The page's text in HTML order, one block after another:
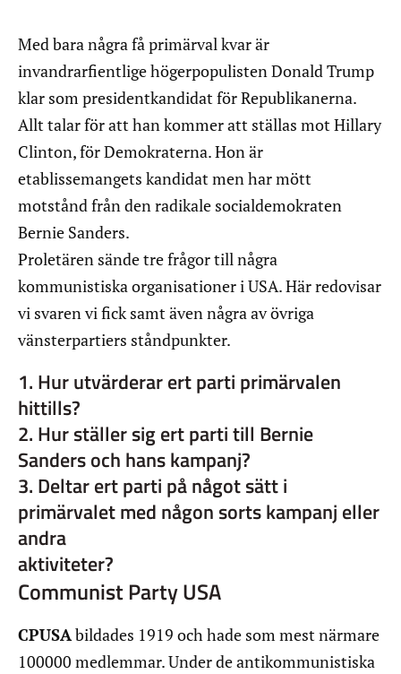
Med bara några få primärval kvar är
invandrarfientlige högerpopulisten Donald Trump
klar som presidentkandidat för Republikanerna.
Allt talar för att han kommer att ställas mot Hillary
Clinton, för Demokraterna. Hon är
etablissemangets kandidat men har mött
motstånd från den radikale socialdemokraten
Bernie Sanders.
Proletären sände tre frågor till några
kommunistiska organisationer i USA. Här redovisar
vi svaren vi fick samt även några av övriga
vänsterpartiers ståndpunkter.
1. Hur utvärderar ert parti primärvalen
hittills?
2. Hur ställer sig ert parti till Bernie
Sanders och hans kampanj?
3. Deltar ert parti på något sätt i
primärvalet med någon sorts kampanj eller
andra
aktiviteter?
Communist Party USA
CPUSAbildades 1919 och hade som mest närmare
100000 medlemmar. Under de antikommunistiska